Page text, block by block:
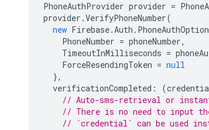
PhoneAuthProvider provider =
provider .VerifyPhoneNumber(
new Firebase.Auth .
PhoneNumber = phoneNumber,
TimeoutInMilliseconds =
ForceResendingToken = null
},
verificationCompleted : (
// Auto-sms-retrieval or
// There is no need to input
// `credential` can be used